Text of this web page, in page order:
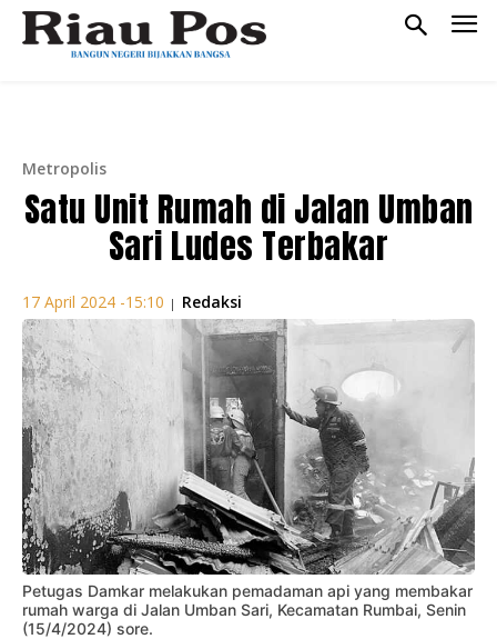
Metropolis
Satu Unit Rumah di Jalan Umban
Sari Ludes Terbakar
17 April 2024 -15:10 | Redaksi
Petugas Damkar melakukan pemadaman api yang membakar
rumah warga di Jalan Umban Sari, Kecamatan Rumbai, Senin
(15/4/2024) sore.